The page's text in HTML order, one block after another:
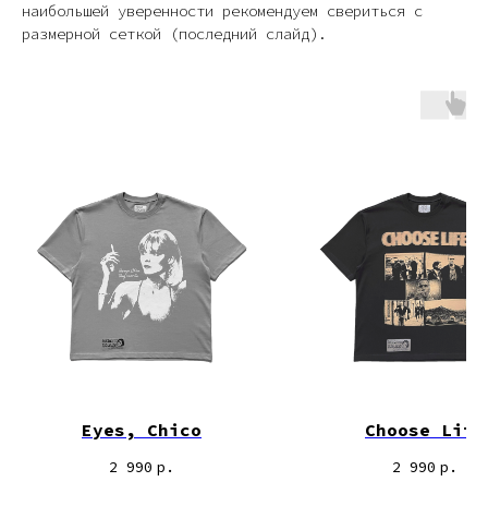
наибольшей уверенности рекомендуем свериться с
размерной сеткой (последний слайд).
Eyes, Chico
2 990 р.
Choose Life
2 990 р.